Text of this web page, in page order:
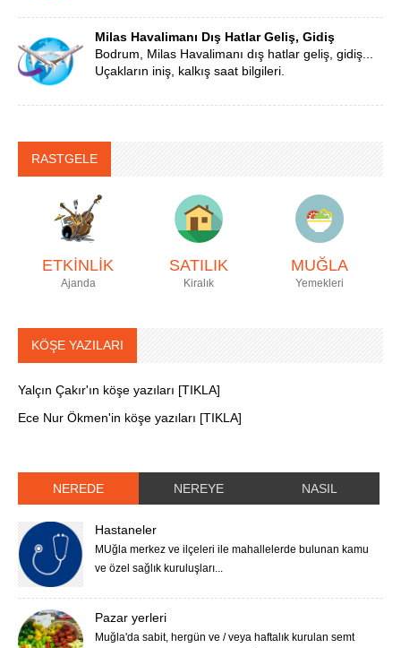
Milas Havalimanı Dış Hatlar Geliş, Gidiş
Bodrum, Milas Havalimanı dış hatlar geliş, gidiş...
Uçakların iniş, kalkış saat bilgileri.
RASTGELE
ETKİNLİK
Ajanda
SATILIK
Kiralık
MUĞLA
Yemekleri
KÖŞE YAZILARI
Yalçın Çakır'ın köşe yazıları [TIKLA]
Ece Nur Ökmen'in köşe yazıları [TIKLA]
NEREDE NEREYE NASIL
Hastaneler
MUğla merkez ve ilçeleri ile mahallelerde bulunan kamu
ve özel sağlık kuruluşları...
Pazar yerleri
Muğla'da sabit, hergün ve / veya haftalık kurulan semt